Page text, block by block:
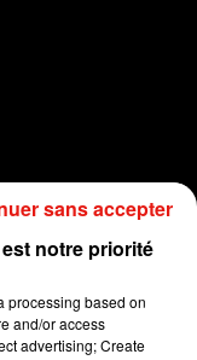
In Wonder
sur Netflix
avec Justin Bieber
20 novembre.
notre priorité
processing based on
and/or access
advertising; Create
sans accepter